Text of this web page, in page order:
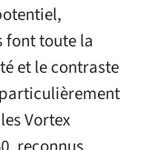
font toute la
et le contraste
Vortex